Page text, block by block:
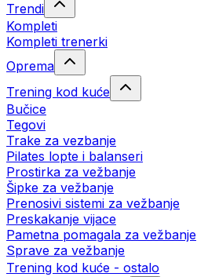
Trendi
Kompleti
Kompleti trenerki
Oprema
Trening kod kuće
Bučice
Tegovi
Trake za vezbanje
Pilates lopte i balanseri
Prostirka za vežbanje
Šipke za vežbanje
Prenosivi sistemi za vežbanje
Preskakanje vijace
Pametna pomagala za vežbanje
Sprave za vežbanje
Trening kod kuće - ostalo